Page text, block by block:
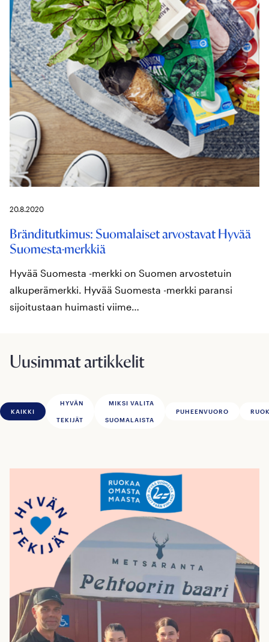
20.8.2020
Bränditutkimus: Suomalaiset arvostavat Hyvää
Suomesta-merkkiä
Hyvää Suomesta -merkki on Suomen arvostetuin
alkuperämerkki. Hyvää Suomesta -merkki paransi
sijoitustaan huimasti viime…
Uusimmat artikkelit
KAIKKI
HYVÄN
TEKIJÄT
MIKSI VALITA
SUOMALAISTA
PUHEENVUORO